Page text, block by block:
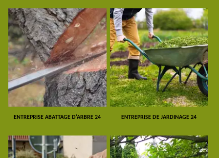
ENTREPRISE ABATTAGE D'ARBRE 24 ENTREPRISE DE JARDINAGE 24